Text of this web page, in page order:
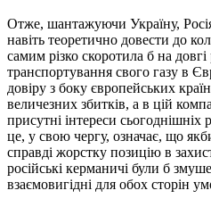
Отже, шантажуючи Україну,
навіть теоретично довести до
самим різко скоротила б на
транспортування свого газу в
довіру з боку європейських
величезних збитків, а в цій
присутні інтереси
це, у свою чергу, означає, що
справді жорстку позицію в
російські керманичі були б
взаємовигідні для обох сторін